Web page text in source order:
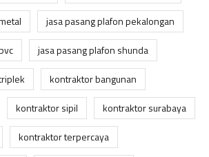
jasa pasang plafon pekalongan
jasa pasang plafon shunda
kontraktor bangunan
kontraktor sipil
kontraktor surabaya
kontraktor terpercaya